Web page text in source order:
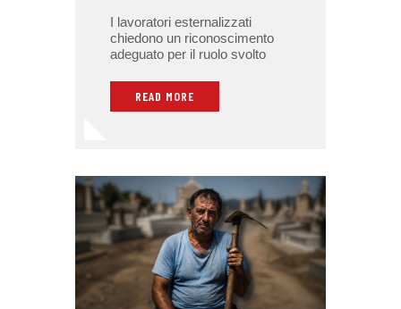
I lavoratori esternalizzati
chiedono un riconoscimento
adeguato per il ruolo svolto
READ MORE